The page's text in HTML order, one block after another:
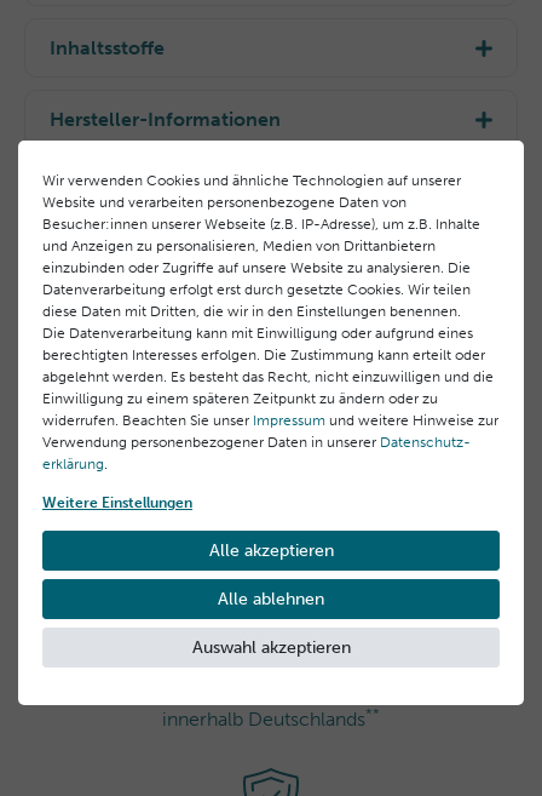
auftragen und mit kreisenden Bewegungen
Anschließend mit einer lauwarmen Kompresse
oder einem feuchten Wattepad abnehmen.
Hinweis:
Direkten Kontakt mit den Augen vermeiden.
Inhaltsstoffe
Ricinus Communis (Castor) Seed Oil, Fucus Vesiculosus
Extract, Laminaria Digitata Extract, Parfum (Fragrance),
Glutamate, Pentylene Glycol, Levulinic Acid, Sodium
Benzoate, Xanthan Gum, Lithothamnion Calcareum
Extract, Sodium Gluconate, Tocopherol, Glycine Soja
(Soybean) Oil
Hersteller-Informationen
Laboratoires BLC Thalgo Cosmetic S.A.
83520 Roquebrune sur Argens, Frankreich Domaine
des Châtaigniers 00,
info@thalgo.com
+33 (0) 494197373
Hersteller
Laboratoires BLC Thalgo Cosmetic S.A.
Domaine des Châtaigniers 00, 83520 Roquebrune sur
Argens, Frankreich
Offizieller Herstellershop
direkt & sicher einkaufen
Gratisproben bei jeder Bestellung
innerhalb Deutschlands**
Wir verwenden Cookies und ähnliche Technologien auf unserer
Website und verarbeiten personenbezogene Daten von
Besucher:innen unserer Webseite (z.B. IP-Adresse), um z.B. Inhalte
und Anzeigen zu personalisieren, Medien von Drittanbietern
einzubinden oder Zugriffe auf unsere Website zu analysieren. Die
Datenverarbeitung erfolgt erst durch gesetzte Cookies. Wir teilen
diese Daten mit Dritten, die wir in den Einstellungen benennen.
Die Datenverarbeitung kann mit Einwilligung oder aufgrund eines
berechtigten Interesses erfolgen. Die Zustimmung kann erteilt oder
abgelehnt werden. Es besteht das Recht, nicht einzuwilligen und die
Einwilligung zu einem späteren Zeitpunkt zu ändern oder zu
widerrufen. Beachten Sie unser Impressum und weitere Hinweise zur
Verwendung personenbezogener Daten in unserer Daten­schutz­
erklärung.
Weitere Einstellungen
Alle akzeptieren
Alle ablehnen
Auswahl akzeptieren